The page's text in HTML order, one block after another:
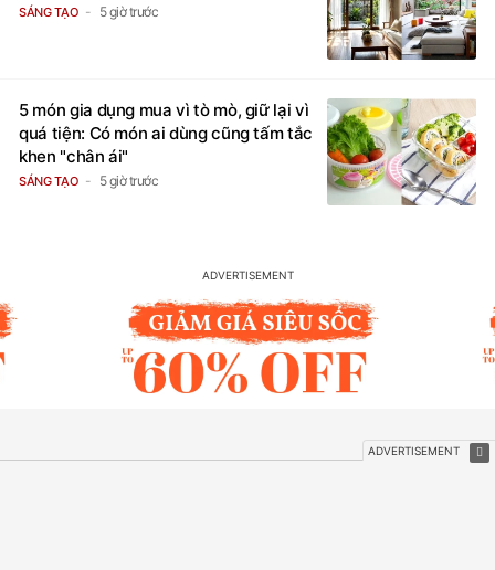
SÁNG TẠO 5 giờ trước
5 món gia dụng mua vì tò mò, giữ lại vì
quá tiện: Có món ai dùng cũng tấm tắc
khen "chân ái"
SÁNG TẠO 5 giờ trước